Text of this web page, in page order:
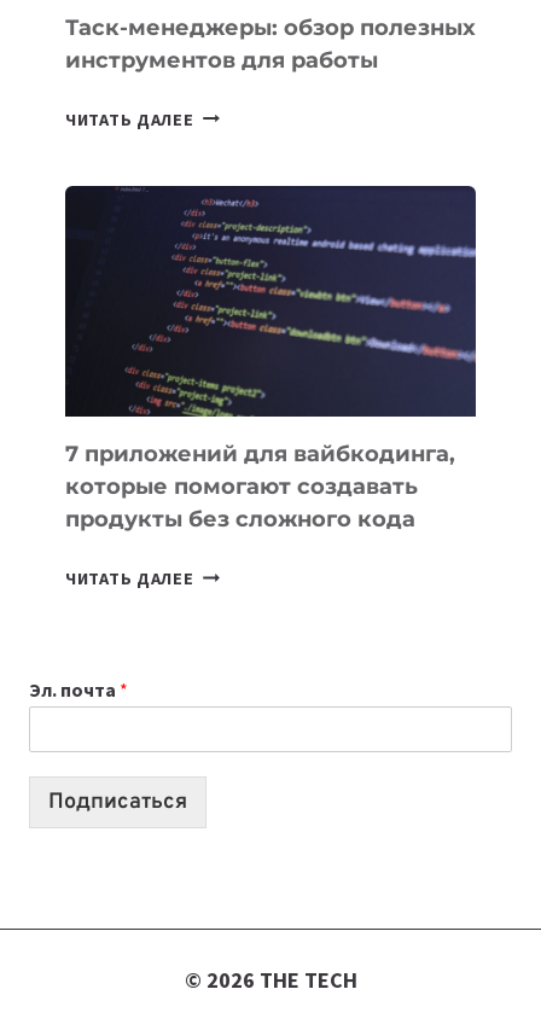
Таск-менеджеры: обзор полезных
инструментов для работы
ЧИТАТЬ ДАЛЕЕ ТАСК-
ПОЛЕЗНЫХ
ИНСТРУМЕНТОВ
ДЛЯ
РАБОТЫ
7 приложений для вайбкодинга,
которые помогают создавать
продукты без сложного кода
ЧИТАТЬ ДАЛЕЕ 7
СОЗДАВАТЬ
ПРОДУКТЫ
Эл. почта *
Подписаться
© 2026 THE TECH